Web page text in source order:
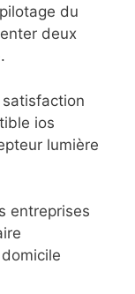
du
deux
satisfaction
ios
lumière
entreprises
domicile